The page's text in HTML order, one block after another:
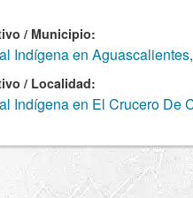
/ Municipio:
Indígena en
/ Localidad:
Indígena en El Crucero De